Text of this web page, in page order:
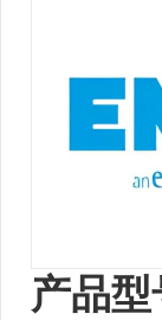
产品